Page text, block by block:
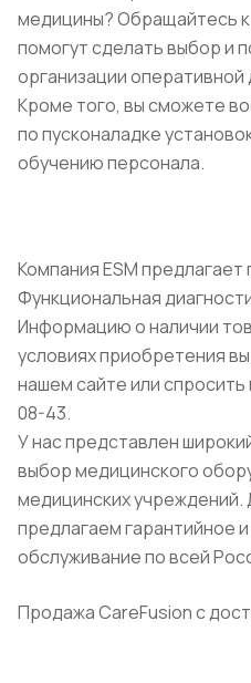
медицины? Обращайтесь
помогут сделать выбор и
организации оперативной
Кроме того, вы сможете
по пусконаладке
обучению персонала.
Компания ESM
Функциональная
Информацию о наличии
условиях приобретения
нашем сайте или
08-43.
У нас представлен
выбор медицинского
медицинских
предлагаем гарантийное
обслуживание по всей
Продажа CareFusion с